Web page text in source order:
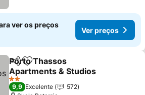
ver os preços
Ver preços
PartilharAdicionar aos favoritos
Porto Thassos
Apartments & Studios
2 Estrelas
9,9 Excelente
572